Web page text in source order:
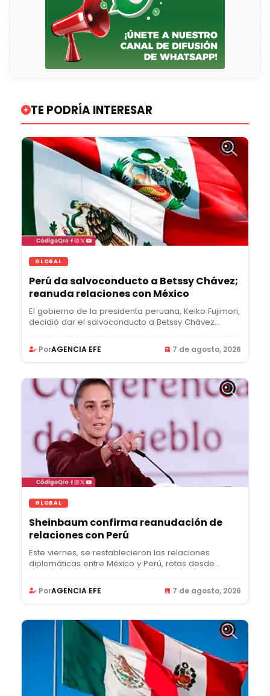
TE PODRÍA INTERESAR
GLOBAL
Perú da salvoconducto a Betssy Chávez;
reanuda relaciones con México
El gobierno de la presidenta peruana, Keiko Fujimori,
decidió dar el salvoconducto a Betssy Chávez...
PorAGENCIA EFE 7 de agosto, 2026
GLOBAL
Sheinbaum confirma reanudación de
relaciones con Perú
Este viernes, se restablecieron las relaciones
diplomáticas entre México y Perú, rotas desde...
PorAGENCIA EFE 7 de agosto, 2026